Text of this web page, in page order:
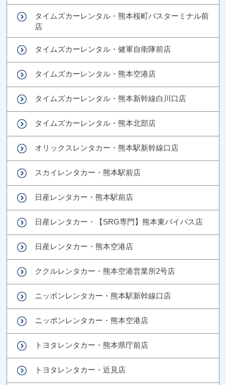
タイムズカーレンタル・熊本桜町バスターミナル前
店
タイムズカーレンタル・健軍自衛隊前店
タイムズカーレンタル・熊本空港店
タイムズカーレンタル・熊本新幹線白川口店
タイムズカーレンタル・熊本北部店
オリックスレンタカー・熊本駅新幹線口店
スカイレンタカー・熊本駅前店
日産レンタカー・熊本駅前店
日産レンタカー・【SRG専門】熊本東バイパス店
日産レンタカー・熊本空港店
ククルレンタカー・熊本空港営業所2号店
ニッポンレンタカー・熊本駅新幹線口店
ニッポンレンタカー・熊本空港店
トヨタレンタカー・熊本県庁前店
トヨタレンタカー・近見店